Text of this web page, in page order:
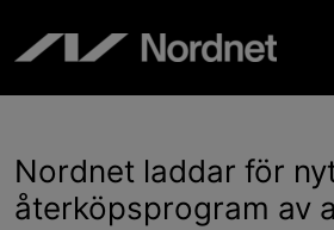
innehåll
Nordnet laddar för
återköpsprogram av